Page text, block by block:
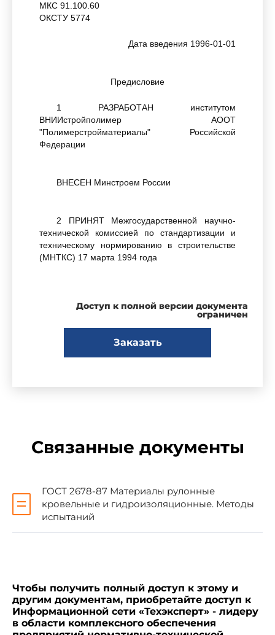
МКС 91.100.60
ОКСТУ 5774
Дата введения 1996-01-01
Предисловие
1 РАЗРАБОТАН институтом
ВНИИстройполимер АООТ
"Полимерстройматериалы" Российской
Федерации
ВНЕСЕН Минстроем России
2 ПРИНЯТ Межгосударственной научно-
технической комиссией по стандартизации и
техническому нормированию в строительстве
(МНТКС) 17 марта 1994 года
Наименование государства
Республика Казахстан Минстрой Республики
Республика Молдова Минархстрой
Российская Федерация Минстрой России
Республика Таджикистан Госстрой Республики
Межгосударственной научно-технической
комиссией по стандартизации, техническому
нормированию и сертификации в строительстве
24 апреля 2002 года
Доступ к полной версии документа
ограничен
Заказать
Связанные документы
ГОСТ 2678-87 Материалы рулонные
кровельные и гидроизоляционные. Методы
испытаний
Чтобы получить полный доступ к этому и
другим документам, приобретайте доступ к
Информационной сети «Техэксперт» - лидеру
в области комплексного обеспечения